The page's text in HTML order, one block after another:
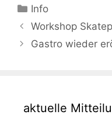
Kategorien
Info
Beitrags-
Navigation
Workshop
Gastro wieder
aktuelle